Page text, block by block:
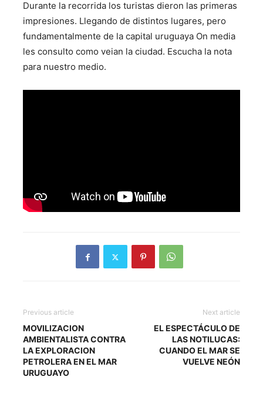
Durante la recorrida los turistas dieron las primeras
impresiones. Llegando de distintos lugares, pero
fundamentalmente de la capital uruguaya On media
les consulto como veian la ciudad. Escucha la nota
para nuestro medio.
Previous article
MOVILIZACION
AMBIENTALISTA CONTRA
LA EXPLORACION
PETROLERA EN EL MAR
URUGUAYO
Next article
EL ESPECTÁCULO DE
LAS NOTILUCAS:
CUANDO EL MAR SE
VUELVE NEÓN